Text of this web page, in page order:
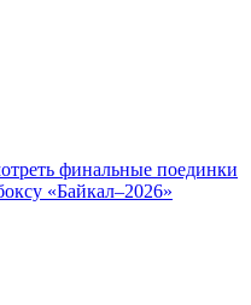
финальные поединки
«Байкал–2026»